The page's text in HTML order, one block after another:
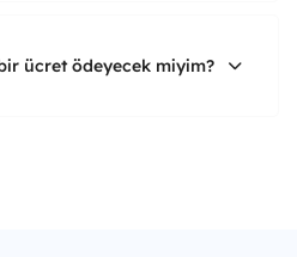
ücret ödeyecek miyim?